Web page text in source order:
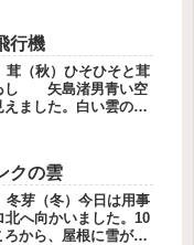
。皿に置いていた球
した。なのでグラ
行機
（秋）ひそひそと茸
し 矢島渚男青い空
ました。白い雲の中
飛行機をはっきり撮る
。飛行機雲は三本...
クの雲
芽（冬）今日は用事
北へ向かいました。10
から、屋根に雪がの